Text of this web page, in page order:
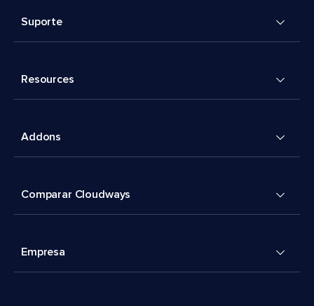
Suporte
Resources
Addons
Comparar Cloudways
Empresa